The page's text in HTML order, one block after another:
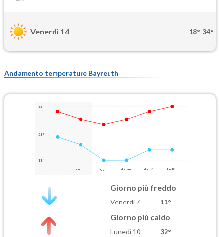
Venerdì 14 18° 34°
Andamento temperature Bayreuth
32°
21°
11°
mer 5 ieri oggi domani dom 9 lun 10
Giorno più freddo
Venerdì 7 11°
Giorno più caldo
Lunedì 10 32°